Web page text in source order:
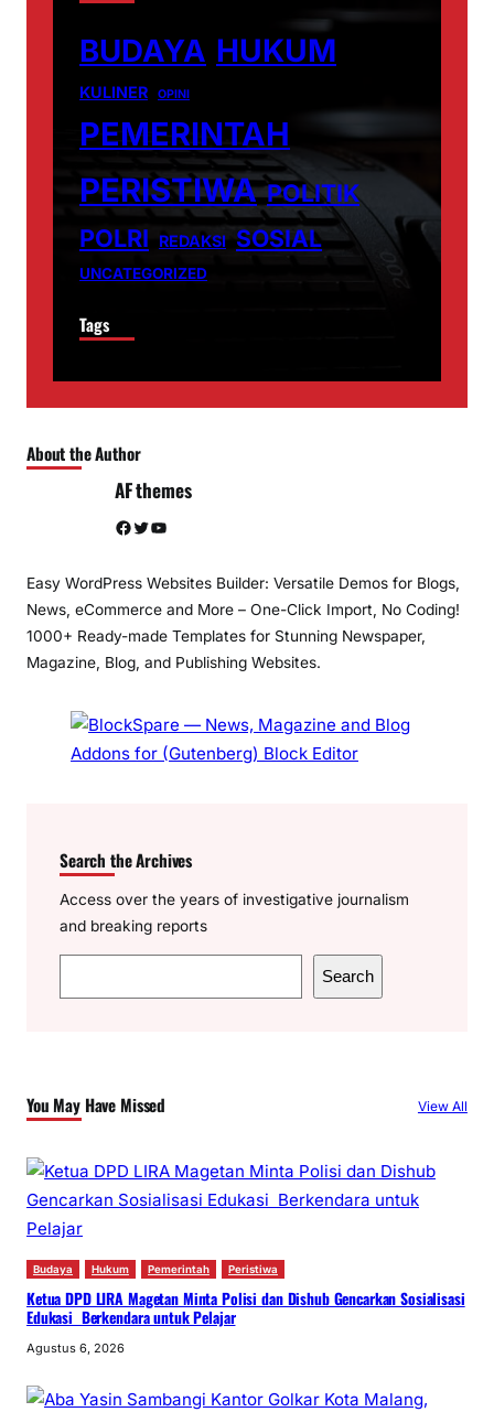
BUDAYA HUKUM
KULINER OPINI
PEMERINTAH
PERISTIWA POLITIK
POLRI
REDAKSI SOSIAL
UNCATEGORIZED
Tags
About the Author
AF themes
Facebook Twitter YouTube
Easy WordPress Websites Builder: Versatile Demos for Blogs,
News, eCommerce and More – One-Click Import, No Coding!
1000+ Ready-made Templates for Stunning Newspaper,
Magazine, Blog, and Publishing Websites.
Search the Archives
Access over the years of investigative journalism
and breaking reports
e
h
Search
You May Have Missed View All
Budaya Hukum Pemerintah Peristiwa
Ketua DPD LIRA Magetan Minta Polisi dan Dishub Gencarkan Sosialisasi
Edukasi Berkendara untuk Pelajar
Agustus 6, 2026